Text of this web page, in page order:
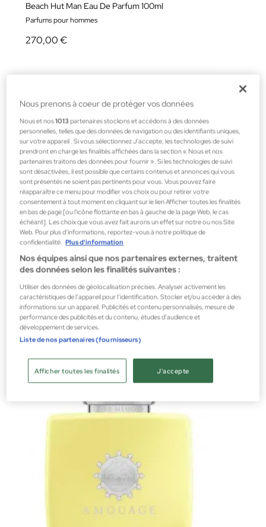
Beach Hut Man Eau De Parfum 100ml
Parfums pour hommes
270,00 €
Amouage
LOVE TUBEROSE EAU DE PARFUM 100ML
Parfums pour femme
365,00 €
Nous prenons à coeur de protéger vos données
Nous et nos1013 partenaires stockons et accédons à des données
personnelles, telles que des données de navigation ou des identifiants uniques,
sur votre appareil . Si vous sélectionnez J'accepte, les technologies de suivi
prendront en charge les finalités affichées dans la section « Nous et nos
partenaires traitons des données pour fournir ». Si les technologies de suivi
sont désactivées, il est possible que certains contenus et annonces qui vous
sont présentés ne soient pas pertinents pour vous. Vous pouvez faire
réapparaître ce menu pour modifier vos choix ou pour retirer votre
consentement à tout moment en cliquant sur le lien Afficher toutes les finalités
en bas de page [ou l'icône flottante en bas à gauche de la page Web, le cas
échéant]. Les choix que vous avez fait aurons un effet sur notre ou nos Site
Web. Pour plus d’informations, reportez-vous à notre politique de
confidentialité. Plus d'information
Nos équipes ainsi que nos partenaires externes, traitent
des données selon les finalités suivantes :
Utiliser des données de géolocalisation précises. Analyser activement les
caractéristiques de l’appareil pour l’identification. Stocker et/ou accéder à des
informations sur un appareil. Publicités et contenu personnalisés, mesure de
performance des publicités et du contenu, études d’audience et
développement de services.
Liste de nos partenaires (fournisseurs)
J'accepte
Afficher toutes les finalités